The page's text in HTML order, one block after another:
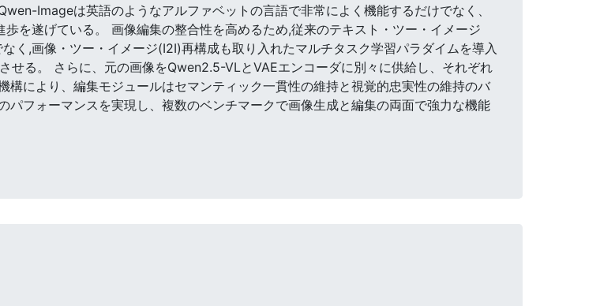
Imageは英語のようなアルファベットの言語で非常によく機能するだけでなく、
を遂げている。 画像編集の整合性を高めるため,従来のテキスト・ツー・イメージ
く,画像・ツー・イメージ(I2I)再構成も取り入れたマルチタスク学習パラダイムを導入
せる。 さらに、元の画像をQwen2.5-VLとVAEエンコーダに別々に供給し、それぞれ
により、編集モジュールはセマンティック一貫性の維持と視覚的忠実性の維持のバ
フォーマンスを実現し、複数のベンチマークで画像生成と編集の両面で強力な機能